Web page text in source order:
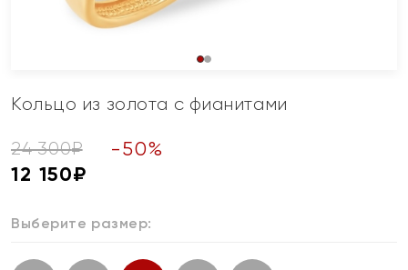
Кольцо из золота с фианитами
24 300₽ -50%
12 150₽
Выберите размер: